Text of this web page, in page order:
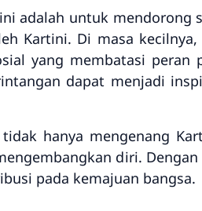
adalah untuk mendorong
Kartini. Di masa
yang membatasi peran
dapat menjadi
hanya mengenang
diri.
pada kemajuan bangsa.